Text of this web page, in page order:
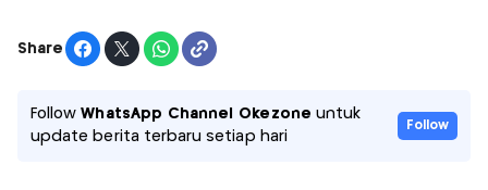
Share
FollowWhatsApp Channel Okezone untuk
update berita terbaru setiap hari
Follow